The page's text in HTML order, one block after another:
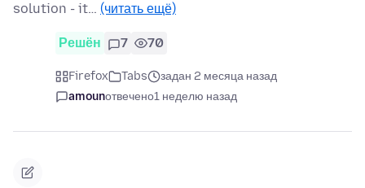
solution - it… (читать ещё)
Решён 7 70
Firefox Tabs
задан 2 месяца назад
amounотвечено1 неделю назад